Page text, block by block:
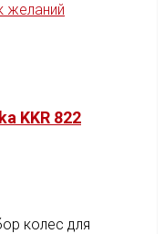
желаний
KKR 822
колес для